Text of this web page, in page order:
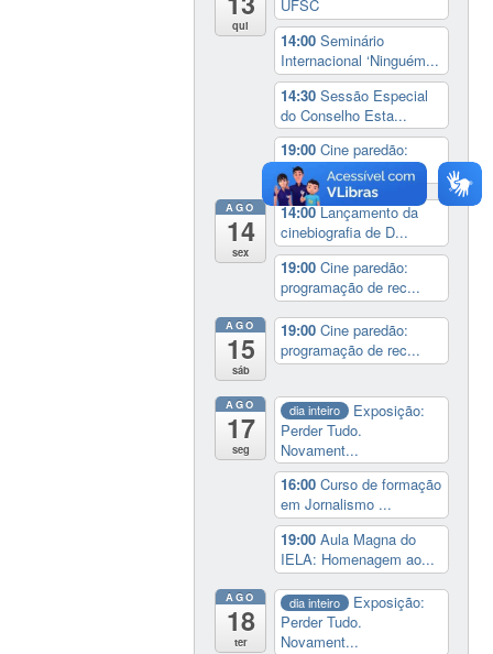
qui
UFSC
14:00Seminário
Internacional ‘Ninguém...
14:30Sessão Especial
do Conselho Esta...
19:00Cine paredão:
programação de rec...
AGO
14
sex
14:00Lançamento da
cinebiografia de D...
19:00Cine paredão:
programação de rec...
AGO
15
sáb
19:00Cine paredão:
programação de rec...
AGO
17
seg
dia inteiro
Exposição:
Perder Tudo.
Novament...
16:00Curso de formação
em Jornalismo ...
19:00Aula Magna do
IELA: Homenagem ao...
AGO
18
ter
dia inteiro
Exposição:
Perder Tudo.
Novament...